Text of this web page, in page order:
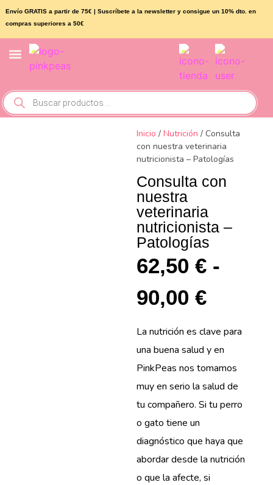
Envío GRATIS a partir de 75€| Suscríbete a la newsletter y consigue un 10% dto. en
compras superiores a 50€
Inicio / Nutrición / Consulta
con nuestra veterinaria
nutricionista – Patologías
Consulta con
nuestra
veterinaria
nutricionista –
Patologías
62,50 € -
90,00 €
La nutrición es clave para
una buena salud y en
PinkPeas nos tomamos
muy en serio la salud de
tu compañero. Si tu perro
o gato tiene un
diagnóstico que haya que
abordar desde la nutrición
o que la afecte, si